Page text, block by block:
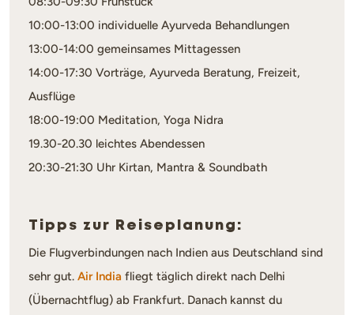
10:00-13:00 individuelle Ayurveda Behandlungen
13:00-14:00 gemeinsames Mittagessen
14:00-17:30 Vorträge, Ayurveda Beratung, Freizeit,
Ausflüge
18:00-19:00 Meditation, Yoga Nidra
19.30-20.30 leichtes Abendessen
20:30-21:30 Uhr Kirtan, Mantra & Soundbath
Tipps zur Reiseplanung:
Die Flugverbindungen nach Indien aus Deutschland sind
sehr gut. Air India fliegt täglich direkt nach Delhi
(Übernachtflug) ab Frankfurt. Danach kannst du